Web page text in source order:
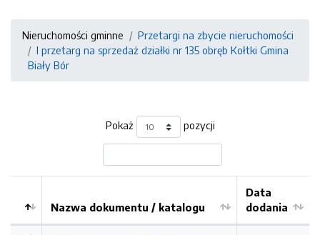
Nieruchomości gminne
Przetargi na zbycie nieruchomości
I przetarg na sprzedaż działki nr 135 obręb Kołtki Gmina
Biały Bór
Pokaż pozycji
Kolejność
Nazwa dokumentu / katalogu
Data
dodania